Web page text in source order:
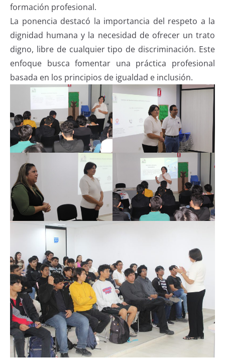
formación profesional.
La ponencia destacó la importancia del respeto a la
dignidad humana y la necesidad de ofrecer un trato
digno, libre de cualquier tipo de discriminación. Este
enfoque busca fomentar una práctica profesional
basada en los principios de igualdad e inclusión.